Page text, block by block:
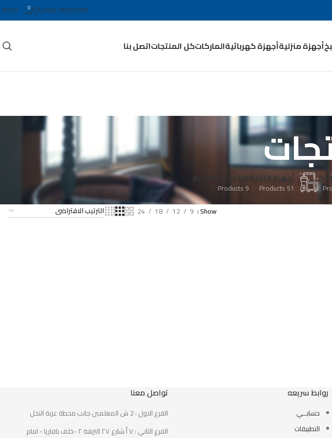
LOGIN / REGISTER
0
EGP0
أجهزة منزليةأجهزة كهربائيةالماركاتكل المنتجاتاتصل بنا
أجهزة منزلية
51 Products
منتجات الموسم
9 Products
Show
9
12
18
24
روابط سريعه
حسابــي
التطبيقات
تواصل معنا
الفرع الاول : 2 ش المعلمين جانب محطة عزبة النخل
الفرع الثاني : ٧ أ شارع ٢٧ النزهة ٢ -خلف بافاريا - امام